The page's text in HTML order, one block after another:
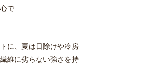
で
に、夏は日除けや冷房
維に劣らない強さを持